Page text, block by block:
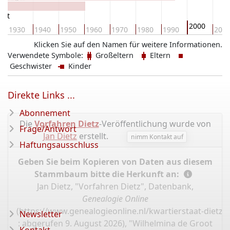
1930 1940 1950 1960 1970 1980 1990 2000 2010
Klicken Sie auf den Namen für weitere Informationen.
Verwendete Symbole:
Großeltern
Eltern
Geschwister
Kinder
Die Vorfahren Dietz-Veröffentlichung wurde von
Jan Dietz erstellt. nimm Kontakt auf
Geben Sie beim Kopieren von Daten aus diesem
Stammbaum bitte die Herkunft an:
Jan Dietz, "Vorfahren Dietz", Datenbank,
Genealogie Online
(https://www.genealogieonline.nl/kwartierstaat-dietz/
: abgerufen 9. August 2026), "Wilhelmina de Groot
Direkte Links ...
Abonnement
Frage/Antwort
Haftungsausschluss
Newsletter